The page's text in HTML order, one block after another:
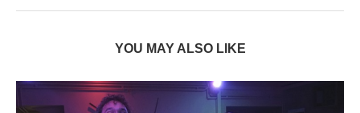
YOU MAY ALSO LIKE